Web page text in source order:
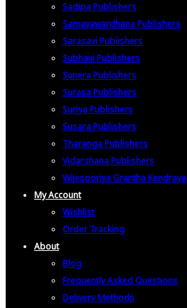
Sadipa Publishers
Samayawardhana Publishers
Sarasavi Publishers
Subhavi Publishers
Sunera Publishers
Surasa Publishers
Suriya Publishers
Susara Publishers
Tharanga Publishers
Vidarshana Publishers
Wijesooriya Grantha Kendraya
My Account
Wishlist
Order Tracking
About
Blog
Frequently Asked Questions
Delivery Methods